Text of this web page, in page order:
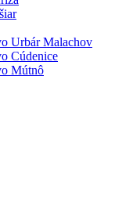
Urbár Malachov
Cúdenice
Mútnô